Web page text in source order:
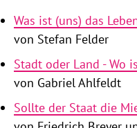
Was ist (uns) das
von Stefan Felder
Stadt oder Land - Wo
von Gabriel Ahlfeldt
Sollte der Staat die